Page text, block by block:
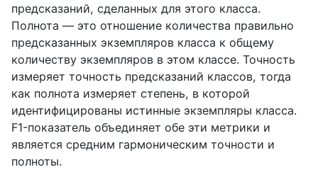
предсказаний, сделанных для этого класса.
Полнота — это отношение количества правильно
предсказанных экземпляров класса к общему
количеству экземпляров в этом классе. Точность
измеряет точность предсказаний классов, тогда
как полнота измеряет степень, в которой
идентифицированы истинные экземпляры класса.
F1-показатель объединяет обе эти метрики и
является средним гармоническим точности и
полноты.